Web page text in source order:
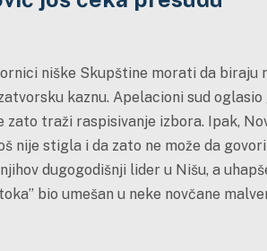
niške Skupštine morati da biraju
kaznu. Apelacioni sud oglasio
traži raspisivanje izbora. Ipak,
nije stigla i da zato ne može da
dugogodišnji lider u Nišu, a
bio umešan u neke novčane